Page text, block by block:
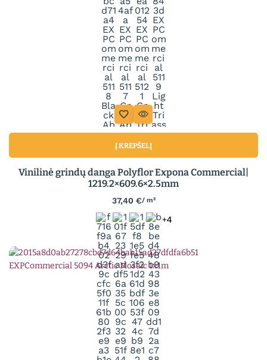
Į KREPŠELĮ
Vinilinė grindų danga Polyflor Expona Commercial|
1219.2×609.6×2.5mm
37,40 €/ m²
+4